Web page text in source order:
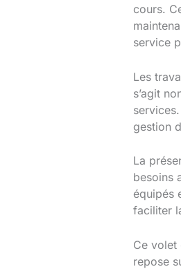
cours.
service
Les
s’agit
gestion
La
besoins
équipés
faciliter
Ce volet
repose